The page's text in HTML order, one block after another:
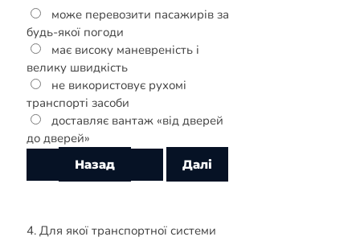
може перевозити пасажирів за
будь-якої погоди
має високу маневреність і
велику швидкість
не використовує рухомі
транспорті засоби
доставляє вантаж «від дверей
до дверей»
4. Для якої транспортної системи